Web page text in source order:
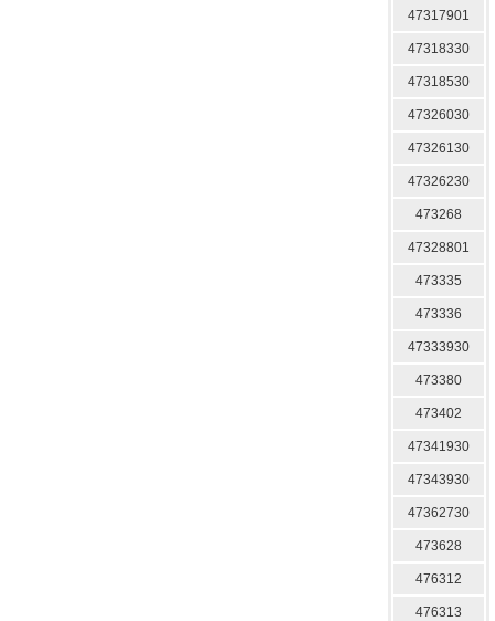
47317901
47318330
47318530
47326030
47326130
47326230
473268
47328801
473335
473336
47333930
473380
473402
47341930
47343930
47362730
473628
476312
476313